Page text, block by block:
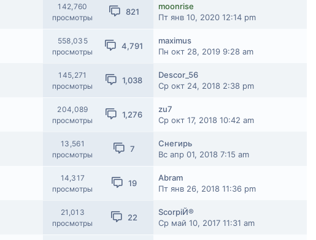
142,760
просмотры
821
moonrise
Пт янв 10, 2020 12:14 pm
558,035
просмотры
4,791
maximus
Пн окт 28, 2019 9:28 am
145,271
просмотры
1,038
Descor_56
Ср окт 24, 2018 2:38 pm
204,089
просмотры
1,276
zu7
Ср окт 17, 2018 10:42 am
13,561
просмотры
7
Снегирь
Вс апр 01, 2018 7:15 am
14,317
просмотры
19
Abram
Пт янв 26, 2018 11:36 pm
21,013
просмотры
22
ScorpiЙ®
Ср май 10, 2017 11:31 am